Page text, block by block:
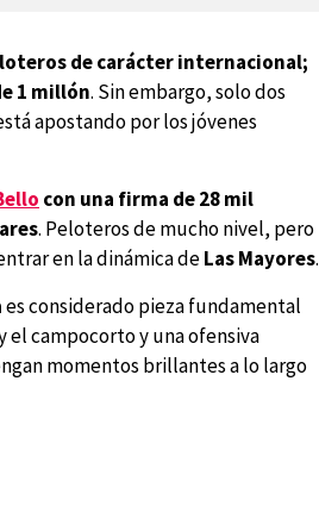
de carácter internacional;
1 millón. Sin embargo, solo dos
apostando por los jóvenes
con una firma de 28 mil
. Peloteros de mucho nivel, pero
en la dinámica deLas Mayores.
es considerado pieza fundamental
el campocorto y una ofensiva
momentos brillantes a lo largo